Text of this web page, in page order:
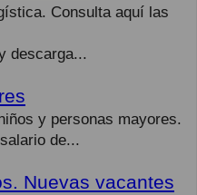
Consulta aquí las
descarga...
y personas mayores.
de...
Nuevas vacantes